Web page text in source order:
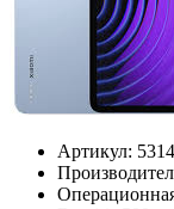
Артикул: 5314